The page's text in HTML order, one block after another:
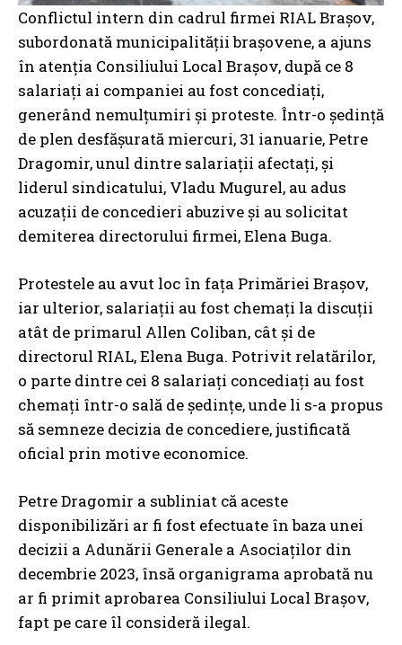
Conflictul intern din cadrul firmei RIAL Braşov,
subordonată municipalităţii braşovene, a ajuns
în atenţia Consiliului Local Braşov, după ce 8
salariaţi ai companiei au fost concediaţi,
generând nemulţumiri şi proteste. Într-o şedinţă
de plen desfăşurată miercuri, 31 ianuarie, Petre
Dragomir, unul dintre salariaţii afectaţi, şi
liderul sindicatului, Vladu Mugurel, au adus
acuzaţii de concedieri abuzive şi au solicitat
demiterea directorului firmei, Elena Buga.
Protestele au avut loc în faţa Primăriei Braşov,
iar ulterior, salariaţii au fost chemaţi la discuţii
atât de primarul Allen Coliban, cât şi de
directorul RIAL, Elena Buga. Potrivit relatărilor,
o parte dintre cei 8 salariaţi concediaţi au fost
chemaţi într-o sală de şedinţe, unde li s-a propus
să semneze decizia de concediere, justificată
oficial prin motive economice.
Petre Dragomir a subliniat că aceste
disponibilizări ar fi fost efectuate în baza unei
decizii a Adunării Generale a Asociaţilor din
decembrie 2023, însă organigrama aprobată nu
ar fi primit aprobarea Consiliului Local Braşov,
fapt pe care îl consideră ilegal.